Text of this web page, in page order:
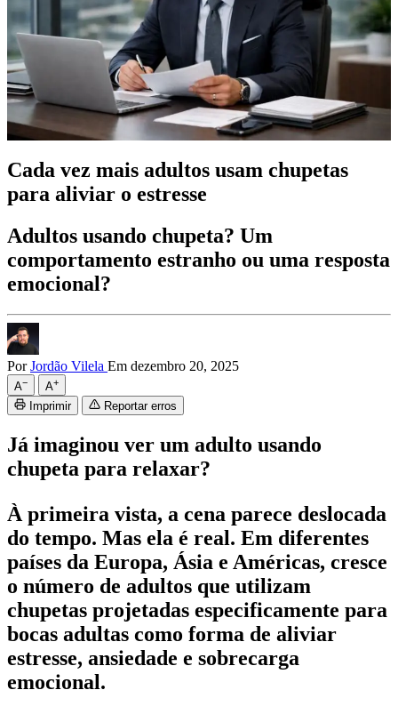
Cada vez mais adultos usam chupetas
para aliviar o estresse
Adultos usando chupeta? Um
comportamento estranho ou uma resposta
emocional?
PorJordão Vilela Em dezembro 20, 2025
A− A+
Imprimir Reportar erros
Já imaginou ver um adulto usando
chupeta para relaxar?
À primeira vista, a cena parece deslocada
do tempo. Mas ela é real. Em diferentes
países da Europa, Ásia e Américas, cresce
o número de adultos que utilizam
chupetas projetadas especificamente para
bocas adultas como forma de aliviar
estresse, ansiedade e sobrecarga
emocional.